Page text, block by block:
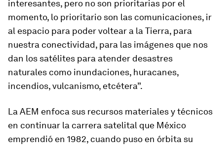
interesantes, pero no son prioritarias por el
momento, lo prioritario son las comunicaciones, ir
al espacio para poder voltear a la Tierra, para
nuestra conectividad, para las imágenes que nos
dan los satélites para atender desastres
naturales como inundaciones, huracanes,
incendios, vulcanismo, etcétera”.
La AEM enfoca sus recursos materiales y técnicos
en continuar la carrera satelital que México
emprendió en 1982, cuando puso en órbita su